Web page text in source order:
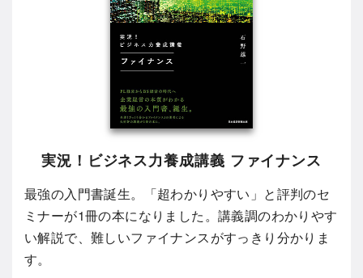
実況！ビジネス力養成講義 ファイナンス
最強の入門書誕生。「超わかりやすい」と評判のセ
ミナーが1冊の本になりました。講義調のわかりやす
い解説で、難しいファイナンスがすっきり分かりま
す。